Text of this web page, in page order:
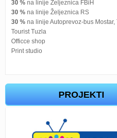
30 % na linije Željeznica FBiH
30 % na linije Željeznica RS
30 % na linije Autoprevoz-bus Mostar,
Tourist Tuzla
Officce shop
Print studio
PROJEKTI